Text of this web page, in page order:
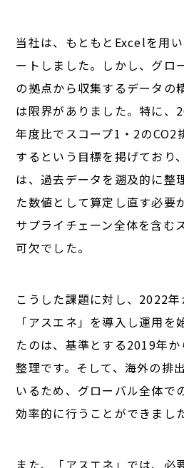
当社は、もともとExcelを用
ートしました。しかし、グロ
の拠点から収集するデータの
は限界がありました。特に、
年度比でスコープ1・2のCO2
するという目標を掲げており
は、過去データを遡及的に整
た数値として算定し直す必要
サプライチェーン全体を含む
可欠でした。
こうした課題に対し、2022
「アスエネ」を導入し運用を
たのは、基準とする2019年
整理です。そして、海外の排
いるため、グローバル全体で
効率的に行うことができました
また、「アスエネ」では、必